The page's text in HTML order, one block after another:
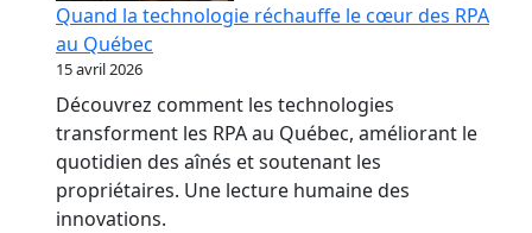
Quand la technologie réchauffe le cœur des RPA
au Québec
15 avril 2026
Découvrez comment les technologies
transforment les RPA au Québec, améliorant le
quotidien des aînés et soutenant les
propriétaires. Une lecture humaine des
innovations.